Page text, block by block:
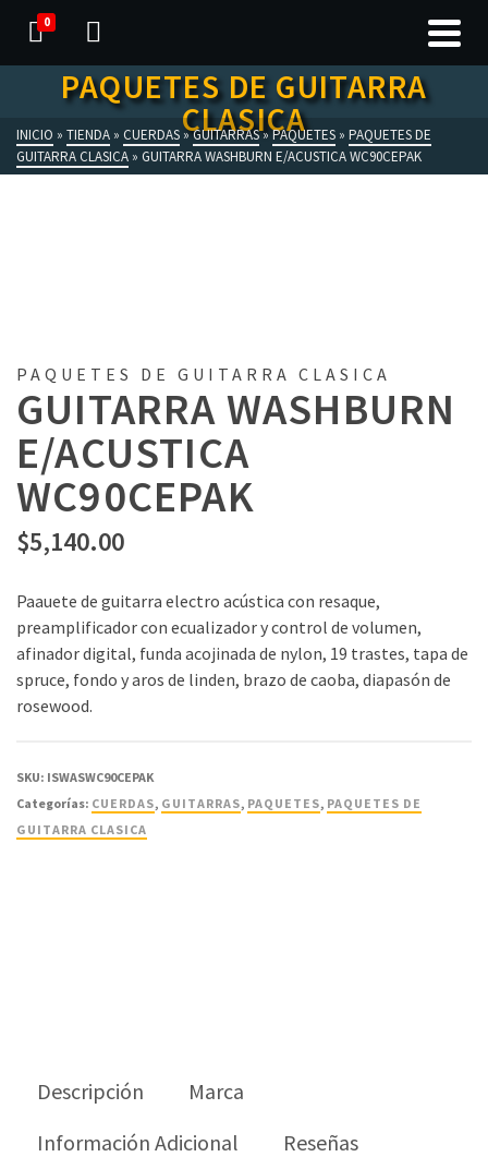
0
PAQUETES DE GUITARRA
CLASICA
INICIO » TIENDA » CUERDAS »GUITARRAS» PAQUETES » PAQUETES DE
GUITARRA CLASICA » GUITARRA WASHBURN E/ACUSTICA WC90CEPAK
PAQUETES DE GUITARRA CLASICA
GUITARRA WASHBURN
E/ACUSTICA
WC90CEPAK
$5,140.00
Paauete de guitarra electro acústica con resaque,
preamplificador con ecualizador y control de volumen,
afinador digital, funda acojinada de nylon, 19 trastes, tapa de
spruce, fondo y aros de linden, brazo de caoba, diapasón de
rosewood.
SKU: ISWASWC90CEPAK
Categorías: CUERDAS, GUITARRAS, PAQUETES, PAQUETES DE
GUITARRA CLASICA
Descripción
Marca
Información Adicional
Reseñas